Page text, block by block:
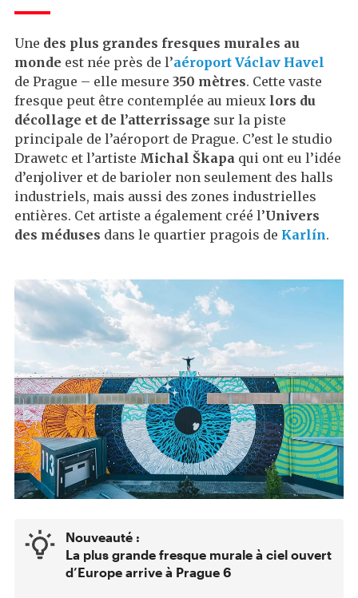
Une des plus grandes fresques murales au
monde est née près de l’aéroport Václav Havel
de Prague – elle mesure 350 mètres. Cette vaste
fresque peut être contemplée au mieux lors du
décollage et de l’atterrissage sur la piste
principale de l’aéroport de Prague. C’est le studio
Drawetc et l’artiste Michal Škapa qui ont eu l’idée
d’enjoliver et de barioler non seulement des halls
industriels, mais aussi des zones industrielles
entières. Cet artiste a également créé l’Univers
des méduses dans le quartier pragois de Karlín.
Nouveauté :
La plus grande fresque murale à ciel ouvert
d’Europe arrive à Prague 6